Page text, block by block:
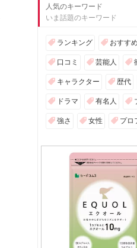
人気のキーワード
いま話題のキーワード
ランキング おすすめ
口コミ 芸能人
キャラクター 歴代
ドラマ 有名人
強さ 女性 プロ